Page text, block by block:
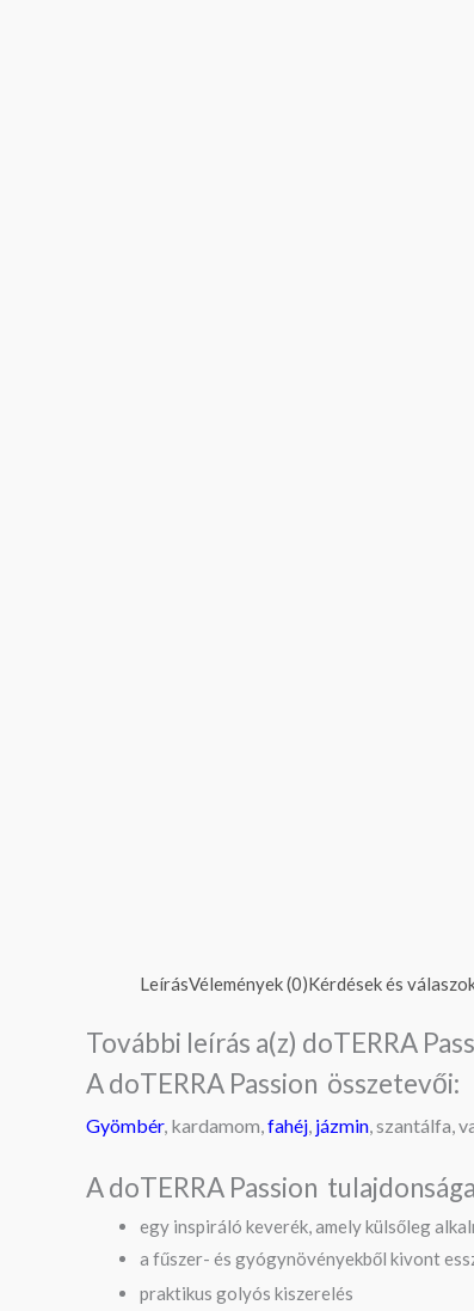
LeírásVélemények (0)Kérdések és
További leírás a(z) doTERRA
A doTERRA Passion összetevői:
Gyömbér, kardamom, fahéj jázmin , szantálfa,
A doTERRA Passion
egy inspiráló keverék, amely külsőleg
a fűszer- és gyógynövényekből kivont
praktikus golyós kiszerelés